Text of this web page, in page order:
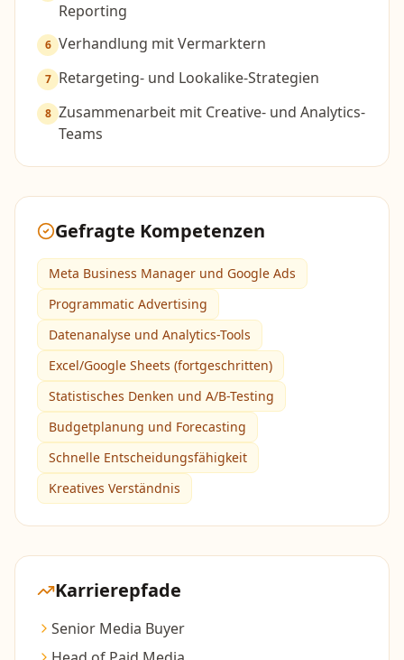
Reporting
6 Verhandlung mit Vermarktern
7 Retargeting- und Lookalike-Strategien
8 Zusammenarbeit mit Creative- und Analytics-
Teams
Gefragte Kompetenzen
Meta Business Manager und Google Ads
Programmatic Advertising
Datenanalyse und Analytics-Tools
Excel/Google Sheets (fortgeschritten)
Statistisches Denken und A/B-Testing
Budgetplanung und Forecasting
Schnelle Entscheidungsfähigkeit
Kreatives Verständnis
Karrierepfade
Senior Media Buyer